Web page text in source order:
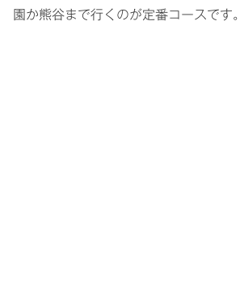
園か熊谷まで行くのが定番コースです。